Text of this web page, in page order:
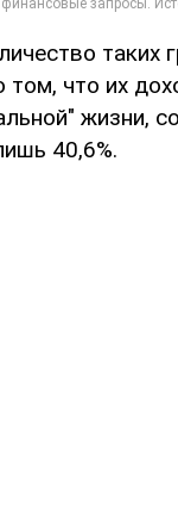
таких
что их
жизни,
40,6%.